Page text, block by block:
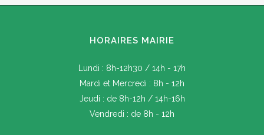
HORAIRES MAIRIE
Lundi : 8h-12h30 / 14h - 17h
Mardi et Mercredi : 8h - 12h
Jeudi : de 8h-12h / 14h-16h
Vendredi : de 8h - 12h